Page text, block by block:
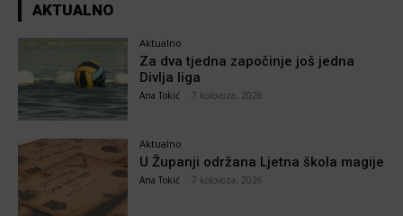
AKTUALNO
Aktualno
Za dva tjedna započinje još jedna
Divlja liga
Ana Tokić 7 kolovoza, 2026
Aktualno
U Županji održana Ljetna škola magije
Ana Tokić 7 kolovoza, 2026